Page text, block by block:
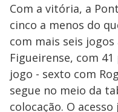
Com a vitória, a
cinco a menos do
com mais seis
Figueirense, com
jogo - sexto com
segue no meio da
colocação. O